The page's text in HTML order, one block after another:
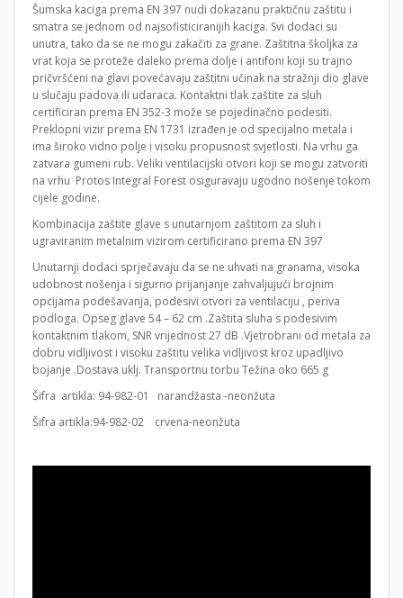
Šumska kaciga prema EN 397 nudi dokazanu praktičnu zaštitu i
smatra se jednom od najsofisticiranijih kaciga. Svi dodaci su
unutra, tako da se ne mogu zakačiti za grane. Zaštitna školjka za
vrat koja se proteže daleko prema dolje i antifoni koji su trajno
pričvršćeni na glavi povećavaju zaštitni učinak na stražnji dio glave
u slučaju padova ili udaraca. Kontaktni tlak zaštite za sluh
certificiran prema EN 352-3 može se pojedinačno podesiti.
Preklopni vizir prema EN 1731 izrađen je od specijalno metala i
ima široko vidno polje i visoku propusnost svjetlosti. Na vrhu ga
zatvara gumeni rub. Veliki ventilacijski otvori koji se mogu zatvoriti
na vrhu Protos Integral Forest osiguravaju ugodno nošenje tokom
cijele godine.
Kombinacija zaštite glave s unutarnjom zaštitom za sluh i
ugraviranim metalnim vizirom certificirano prema EN 397
Unutarnji dodaci sprječavaju da se ne uhvati na granama, visoka
udobnost nošenja i sigurno prijanjanje zahvaljujući brojnim
opcijama podešavanja, podesivi otvori za ventilaciju , periva
podloga. Opseg glave 54 – 62 cm .Zaštita sluha s podesivim
kontaktnim tlakom, SNR vrijednost 27 dB .Vjetrobrani od metala za
dobru vidljivost i visoku zaštitu velika vidljivost kroz upadljivo
bojanje .Dostava uklj. Transportnu torbu Težina oko 665 g
Šifra artikla: 94-982-01 narandžasta -neonžuta
Šifra artikla:94-982-02 crvena-neonžuta